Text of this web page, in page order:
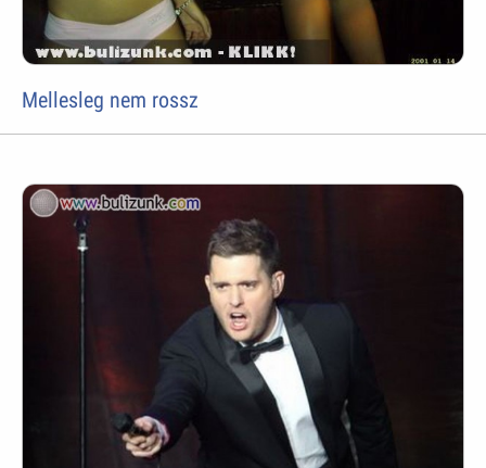
Mellesleg nem rossz